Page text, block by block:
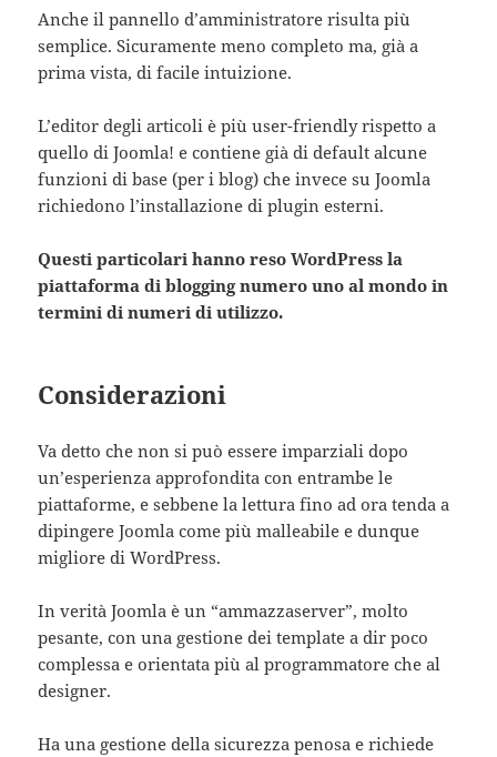
Anche il pannello d’amministratore risulta più
semplice. Sicuramente meno completo ma, già a
prima vista, di facile intuizione.
L’editor degli articoli è più user-friendly rispetto a
quello di Joomla! e contiene già di default alcune
funzioni di base (per i blog) che invece su Joomla
richiedono l’installazione di plugin esterni.
Questi particolari hanno reso WordPress la
piattaforma di blogging numero uno al mondo in
termini di numeri di utilizzo.
Considerazioni
Va detto che non si può essere imparziali dopo
un’esperienza approfondita con entrambe le
piattaforme, e sebbene la lettura fino ad ora tenda a
dipingere Joomla come più malleabile e dunque
migliore di WordPress.
In verità Joomla è un “ammazzaserver”, molto
pesante, con una gestione dei template a dir poco
complessa e orientata più al programmatore che al
designer.
Ha una gestione della sicurezza penosa e richiede